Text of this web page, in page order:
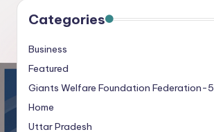
Categories
Business
Featured
Giants Welfare Foundation Federation-5
Home
Uttar Pradesh